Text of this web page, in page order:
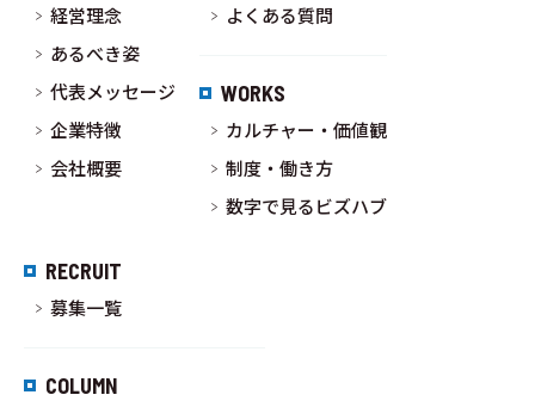
経営理念
あるべき姿
代表メッセージ
企業特徴
会社概要
よくある質問
WORKS
カルチャー・価値観
制度・働き方
数字で見るビズハブ
RECRUIT
募集一覧
COLUMN